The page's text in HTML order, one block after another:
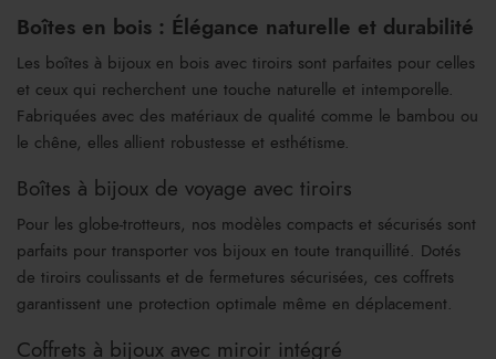
Boîtes en bois : Élégance naturelle et durabilité
Les boîtes à bijoux en bois avec tiroirs sont parfaites pour celles
et ceux qui recherchent une touche naturelle et intemporelle.
Fabriquées avec des matériaux de qualité comme le bambou ou
le chêne, elles allient robustesse et esthétisme.
Boîtes à bijoux de voyage avec tiroirs
Pour les globe-trotteurs, nos modèles compacts et sécurisés sont
parfaits pour transporter vos bijoux en toute tranquillité. Dotés
de tiroirs coulissants et de fermetures sécurisées, ces coffrets
garantissent une protection optimale même en déplacement.
Coffrets à bijoux avec miroir intégré